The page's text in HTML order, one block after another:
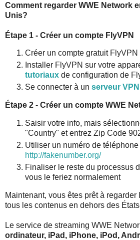
Comment regarder WWE Network
Unis?
Étape 1 - Créer un compte FlyVPN
Créer un compte gratuit FlyVPN
Installer FlyVPN sur votre
tutoriaux de configuration de
Se connecter à un serveur
Étape 2 - Créer un compte WWE
Saisir votre info, mais
"Country" et entrez Zip Code
Utiliser un numéro de
http://fakenumber.org/
Finaliser le reste du processus
vous le feriez normalement
Maintenant, vous êtes prêt à
tous les contenus en dehors des
Le service de streaming WWE
ordinateur, iPad, iPhone, iPod,